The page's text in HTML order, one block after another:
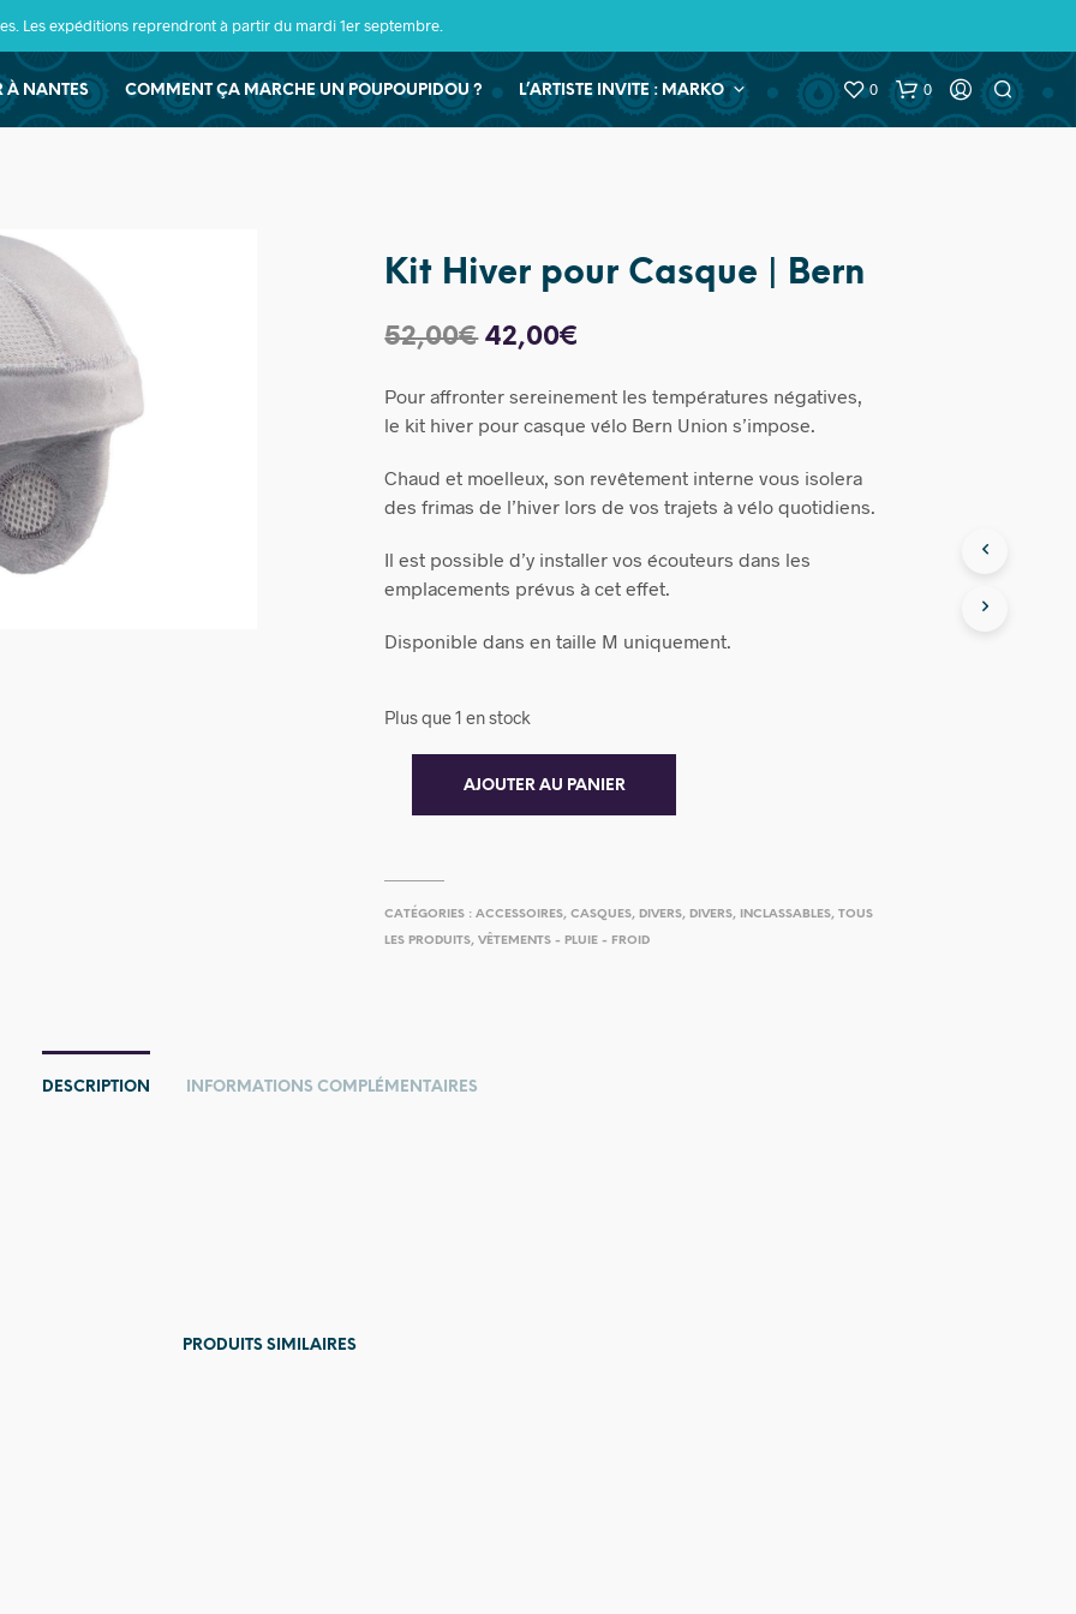
Les expéditions reprendront à partir du mardi 1er septembre.
À NANTES COMMENT ÇA MARCHE UN POUPOUPIDOU ? L’ARTISTE INVITE : MARKO 0 0
Kit Hiver pour Casque | Bern
52,00€ Le
initial
52,00€.
42,00€
actuel
42,00€.
Pour affronter sereinement les températures négatives,
le kit hiver pour casque vélo Bern Union s’impose.
Chaud et moelleux, son revêtement interne vous isolera
des frimas de l’hiver lors de vos trajets à vélo quotidiens.
Il est possible d’y installer vos écouteurs dans les
emplacements prévus à cet effet.
Disponible dans en taille M uniquement.
Plus que 1 en stock
AJOUTER AU PANIER
CATÉGORIES :ACCESSOIRES,CASQUES, DIVERS, DIVERS, INCLASSABLES,TOUS
LES PRODUITS,VÊTEMENTS - PLUIE - FROID
DESCRIPTION INFORMATIONS COMPLÉMENTAIRES
PRODUITS SIMILAIRES